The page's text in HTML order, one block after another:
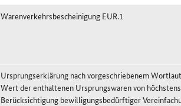
Warenverkehrsbescheinigung EUR.1
Ursprungserklärung nach vorgeschriebenem
Wert der enthaltenen Ursprungswaren von
Berücksichtigung bewilligungsbedürftiger